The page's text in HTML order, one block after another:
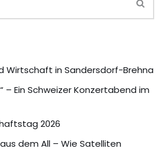
Wirtschaft in Sandersdorf-Brehna
– Ein Schweizer Konzertabend im
2026
dem All – Wie Satelliten